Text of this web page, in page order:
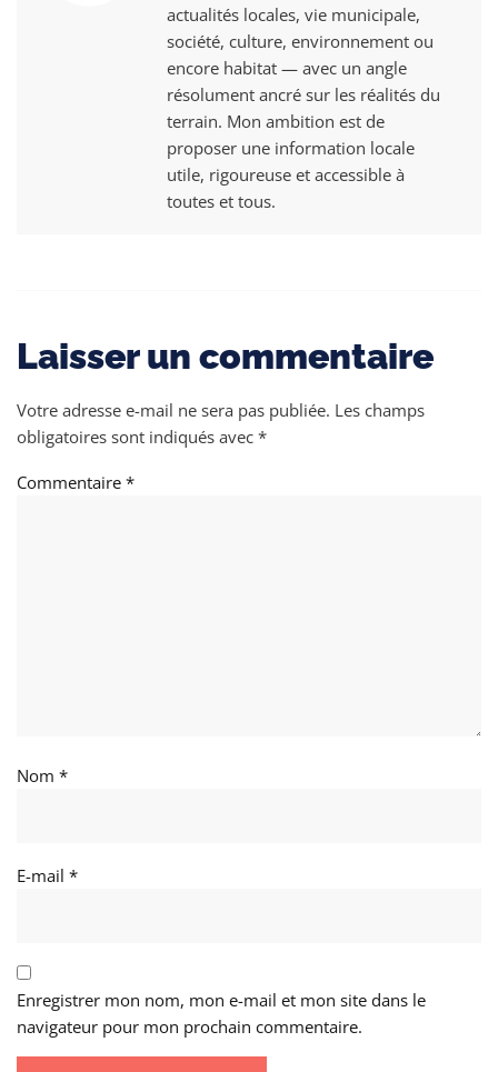
actualités locales, vie municipale,
société, culture, environnement ou
encore habitat — avec un angle
résolument ancré sur les réalités du
terrain. Mon ambition est de
proposer une information locale
utile, rigoureuse et accessible à
toutes et tous.
Laisser un commentaire
Votre adresse e-mail ne sera pas publiée. Les champs
obligatoires sont indiqués avec *
Commentaire *
Nom *
E-mail *
Enregistrer mon nom, mon e-mail et mon site dans le
navigateur pour mon prochain commentaire.